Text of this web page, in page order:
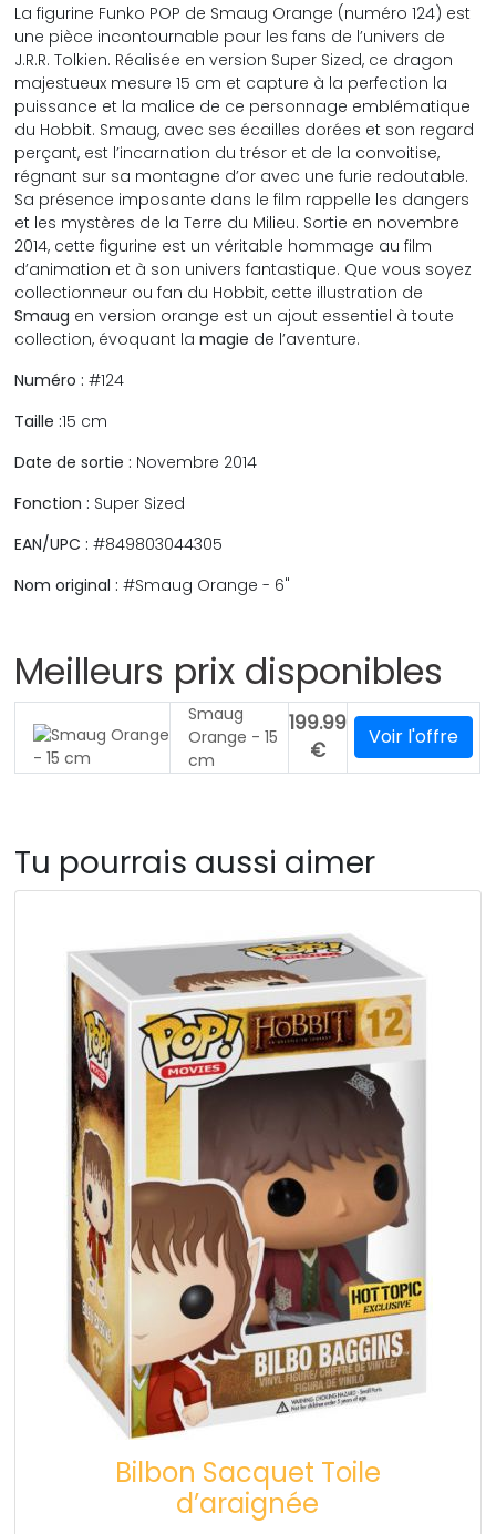
La figurine Funko POP de Smaug Orange (numéro 124) est
une pièce incontournable pour les fans de l’univers de
J.R.R. Tolkien. Réalisée en version Super Sized, ce dragon
majestueux mesure 15 cm et capture à la perfection la
puissance et la malice de ce personnage emblématique
du Hobbit. Smaug, avec ses écailles dorées et son regard
perçant, est l’incarnation du trésor et de la convoitise,
régnant sur sa montagne d’or avec une furie redoutable.
Sa présence imposante dans le film rappelle les dangers
et les mystères de la Terre du Milieu. Sortie en novembre
2014, cette figurine est un véritable hommage au film
d’animation et à son univers fantastique. Que vous soyez
collectionneur ou fan du Hobbit, cette illustration de
Smaug en version orange est un ajout essentiel à toute
collection, évoquant lamagie de l’aventure.
Numéro : #124
Taille :15 cm
Date de sortie : Novembre 2014
Fonction : Super Sized
EAN/UPC : #849803044305
Nom original : #Smaug Orange - 6"
Meilleurs prix disponibles
Smaug
Orange - 15
cm
199.99
€
Voir l'offre
Tu pourrais aussi aimer
Bilbon Sacquet Toile
d’araignée